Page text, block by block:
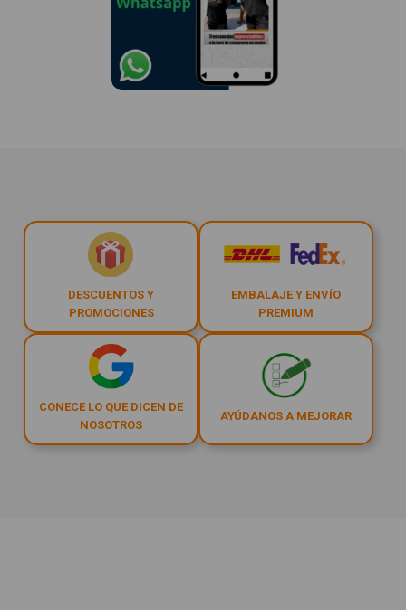
DESCUENTOS Y
PROMOCIONES
EMBALAJE Y ENVÍO
PREMIUM
CONECE LO QUE DICEN DE
NOSOTROS
AYÚDANOS A MEJORAR